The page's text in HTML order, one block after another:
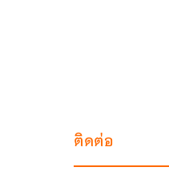
ติดต่อ